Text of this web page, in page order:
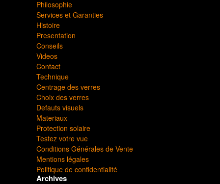
Philosophie
Services et Garanties
Histoire
Presentation
Conseils
Videos
Contact
Technique
Centrage des verres
Choix des verres
Defauts visuels
Materiaux
Protection solaire
Testez votre vue
Conditions Générales de Vente
Mentions légales
Politique de confidentialité
Archives